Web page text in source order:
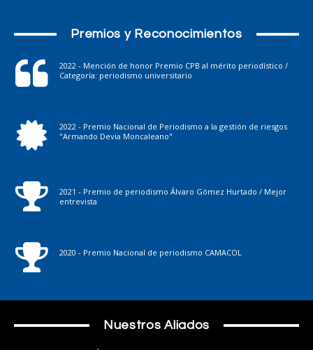
Premios y Reconocimientos
2022 - Mención de honor Premio CPB al mérito periodístico /
Categoría: periodismo universitario
2022 - Premio Nacional de Periodismo a la gestión de riesgos
"Armando Devia Moncaleano"
2021 - Premio de periodismo Álvaro Gómez Hurtado / Mejor
entrevista
2020 - Premio Nacional de periodismo CAMACOL
Nuestros Aliados